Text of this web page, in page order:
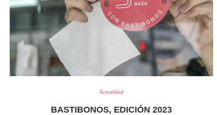
Actualidad
BASTIBONOS, EDICIÓN 2023